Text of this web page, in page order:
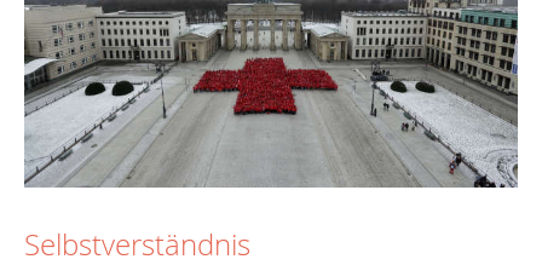
Selbstverständnis